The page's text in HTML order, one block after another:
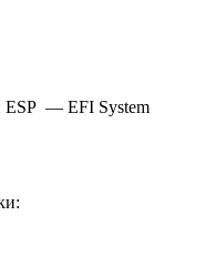
ESP — EFI System